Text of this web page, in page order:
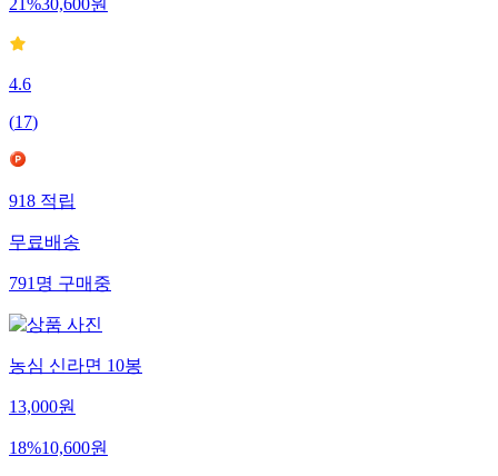
21%30,600원
4.6
(17)
918적립
무료배송
791명구매중
농심 신라면 10봉
13,000원
18%10,600원